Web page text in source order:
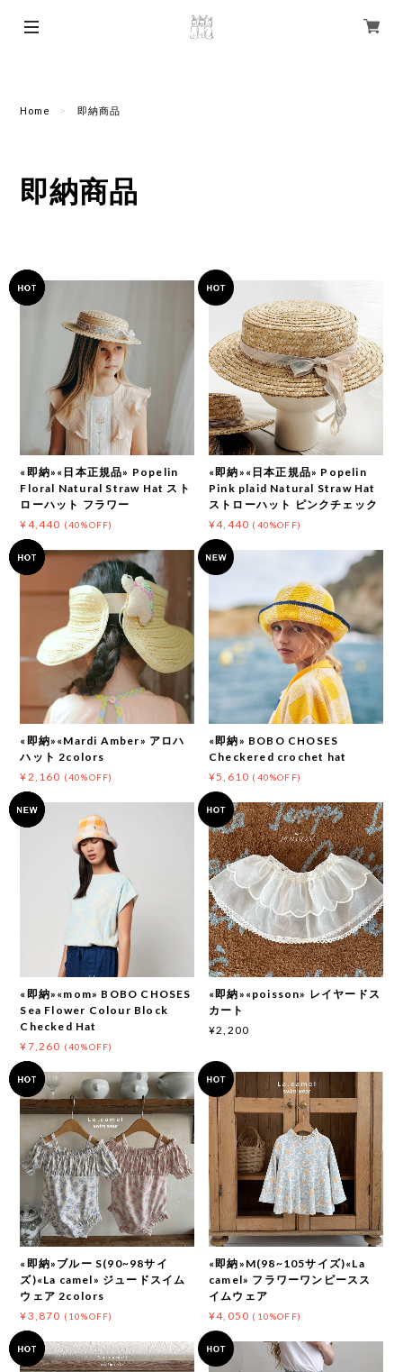
Home 即納商品
即納商品
«即納»«日本正規品» Popelin
Floral Natural Straw Hat スト
ローハット フラワー
¥4,440 (40%OFF)
«即納»«日本正規品» Popelin
Pink plaid Natural Straw Hat
ストローハット ピンクチェック
¥4,440 (40%OFF)
«即納»«Mardi Amber» アロハ
ハット 2colors
¥2,160 (40%OFF)
«即納» BOBO CHOSES
Checkered crochet hat
¥5,610 (40%OFF)
«即納»«mom» BOBO CHOSES
Sea Flower Colour Block
Checked Hat
¥7,260 (40%OFF)
«即納»«poisson» レイヤードス
カート
¥2,200
«即納»ブルー S(90~98サイ
ズ)«La camel» ジュードスイム
ウェア 2colors
¥3,870 (10%OFF)
«即納»M(98~105サイズ)«La
camel» フラワーワンピースス
イムウェア
¥4,050 (10%OFF)